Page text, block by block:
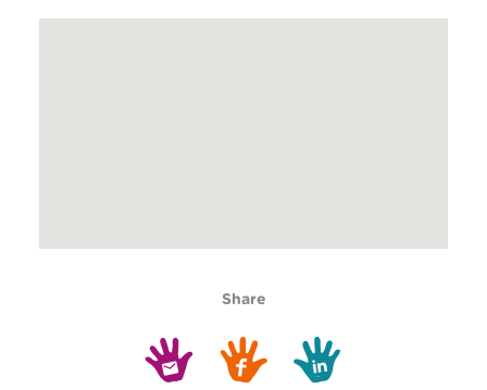
Share